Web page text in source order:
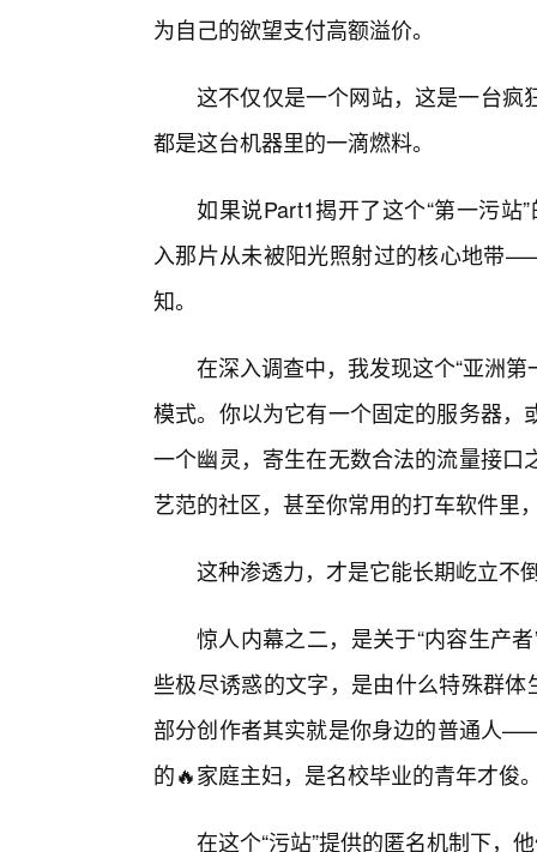
为自己的欲望支付高额溢价。
这不仅仅是一个网站，这是一台疯
都是这台机器里的一滴燃料。
如果说Part1揭开了这个“第一污站
入那片从未被阳光照射过的核心地带
知。
在深入调查中，我发现这个“亚洲
模式。你以为它有一个固定的服务器
一个幽灵，寄生在无数合法的流量接
艺范的社区，甚至你常用的打车软件里
这种渗透力，才是它能长期屹立不
惊人内幕之二，是关于“内容生产
些极尽诱惑的文字，是由什么特殊群
部分创作者其实就是你身边的普通人
的🔥家庭主妇，是名校毕业的青年才俊
在这个“污站”提供的匿名机制下，